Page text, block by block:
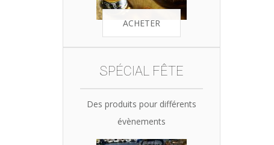
ACHETER
SPÉCIAL FÊTE
Des produits pour différents
évènements